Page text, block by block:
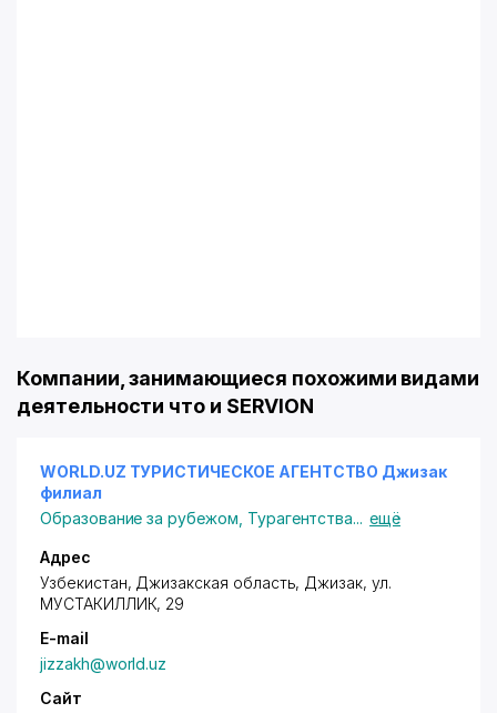
Компании, занимающиеся похожими видами
деятельности что и SERVION
WORLD.UZ ТУРИСТИЧЕСКОЕ АГЕНТСТВО Джизак
филиал
Образование за рубежом Турагентства... ещё
Адрес
Узбекистан, Джизакская область, Джизак, ул.
МУСТАКИЛЛИК, 29
E-mail
jizzakh@world.uz
Сайт